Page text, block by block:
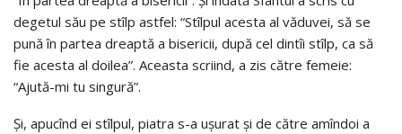
degetul său pe stîlp astfel: “Stîlpul acesta al văduvei, să se
pună în partea dreaptă a bisericii, după cel dintîi stîlp, ca să
fie acesta al doilea”. Aceasta scriind, a zis către femeie:
“Ajută-mi tu singură”.
Şi, apucînd ei stîlpul, piatra s-a uşurat şi de către amîndoi a